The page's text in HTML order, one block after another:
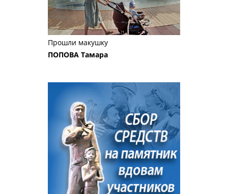
Прошли макушку
ПОПОВА Тамара